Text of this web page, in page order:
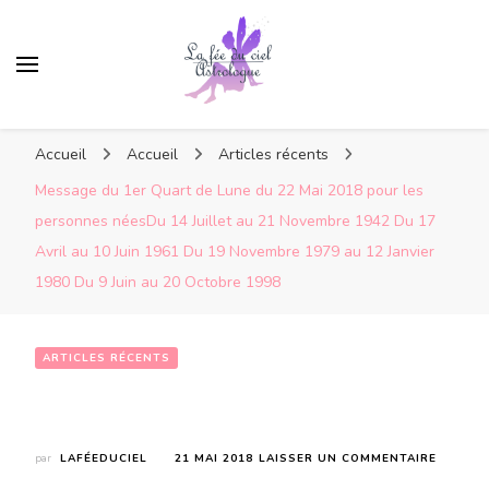
Accueil Accueil
Articles récents
Message du 1er Quart de Lune du 22 Mai 2018 pour les
personnes néesDu 14 Juillet au 21 Novembre 1942 Du 17
Avril au 10 Juin 1961 Du 19 Novembre 1979 au 12 Janvier
1980 Du 9 Juin au 20 Octobre 1998
ARTICLES RÉCENTS
par LAFÉEDUCIEL 21 MAI 2018 LAISSER UN COMMENTAIRE